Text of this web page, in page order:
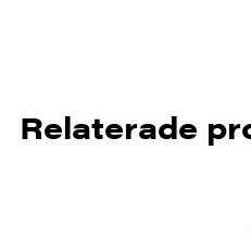
Relaterade